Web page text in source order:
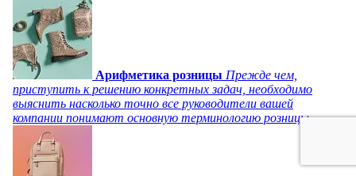
Арифметика розницы Прежде чем,
приступить к решению конкретных задач, необходимо
выяснить насколько точно все руководители вашей
компании понимают основную терминологию розницы.